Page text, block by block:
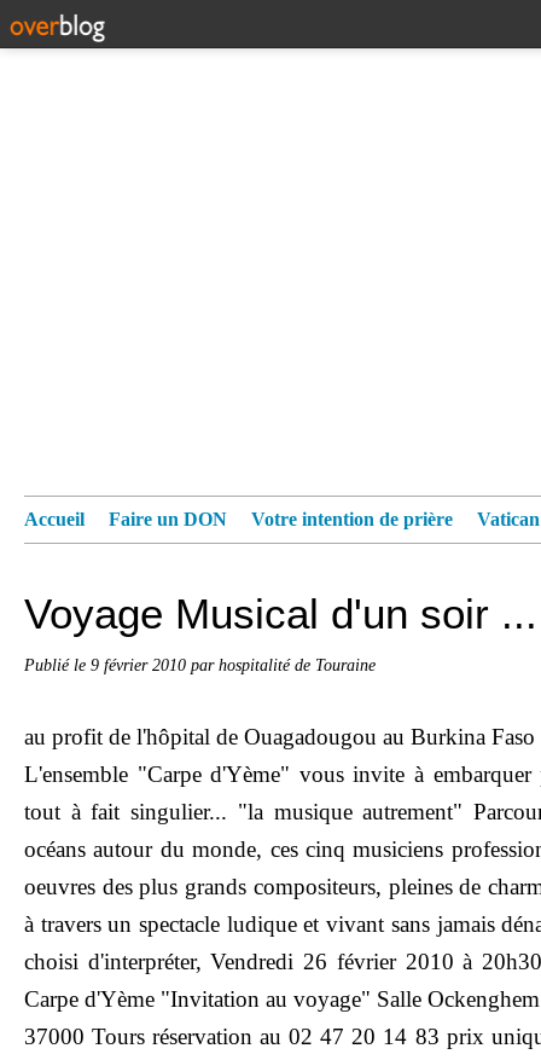
Accueil Faire un DON Votre intention de prière
Voyage Musical d'un soir ...
Publié le 9 février 2010 par hospitalité de Touraine
au profit de l'hôpital de Ouagadougou au Burkina Faso
L'ensemble "Carpe d'Yème" vous invite à
tout à fait singulier... "la musique autrement"
océans autour du monde, ces cinq musiciens
oeuvres des plus grands compositeurs, pleines de
à travers un spectacle ludique et vivant sans jamais
choisi d'interpréter, Vendredi 26 février 2010 à
Carpe d'Yème "Invitation au voyage" Salle
37000 Tours réservation au 02 47 20 14 83 prix